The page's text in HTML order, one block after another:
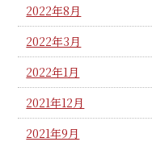
2022年8月
2022年3月
2022年1月
2021年12月
2021年9月